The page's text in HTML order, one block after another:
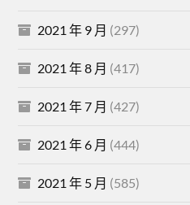
2021 年 9 月 (297)
2021 年 8 月 (417)
2021 年 7 月 (427)
2021 年 6 月 (444)
2021 年 5 月 (585)